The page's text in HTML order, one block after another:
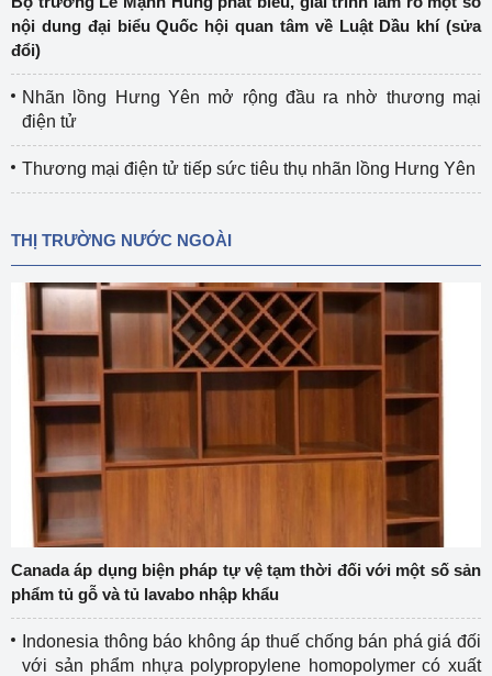
nội dung đại biểu Quốc hội quan tâm về Luật Dầu khí (sửa
đổi)
Nhãn lồng Hưng Yên mở rộng đầu ra nhờ thương mại
điện tử
Thương mại điện tử tiếp sức tiêu thụ nhãn lồng Hưng Yên
THỊ TRƯỜNG NƯỚC NGOÀI
Canada áp dụng biện pháp tự vệ tạm thời đối với một số sản
phẩm tủ gỗ và tủ lavabo nhập khẩu
Indonesia thông báo không áp thuế chống bán phá giá đối
với sản phẩm nhựa polypropylene homopolymer có xuất